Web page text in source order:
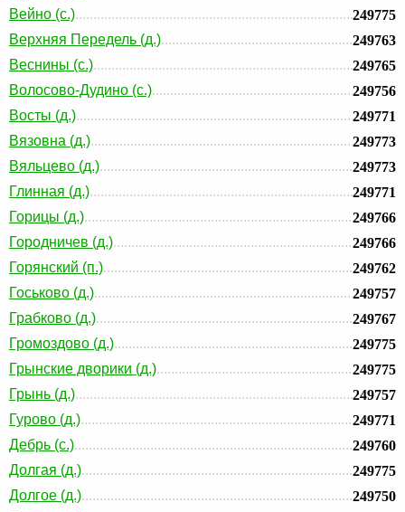
Вейно (с.)
249775
Верхняя Передель (д.)
249763
Веснины (с.)
249765
Волосово-Дудино (с.)
249756
Восты (д.)
249771
Вязовна (д.)
249773
Вяльцево (д.)
249773
Глинная (д.)
249771
Горицы (д.)
249766
Городничев (д.)
249766
Горянский (п.)
249762
Госьково (д.)
249757
Грабково (д.)
249767
Громоздово (д.)
249775
Грынские дворики (д.)
249775
Грынь (д.)
249757
Гурово (д.)
249771
Дебрь (с.)
249760
Долгая (д.)
249775
Долгое (д.)
249750